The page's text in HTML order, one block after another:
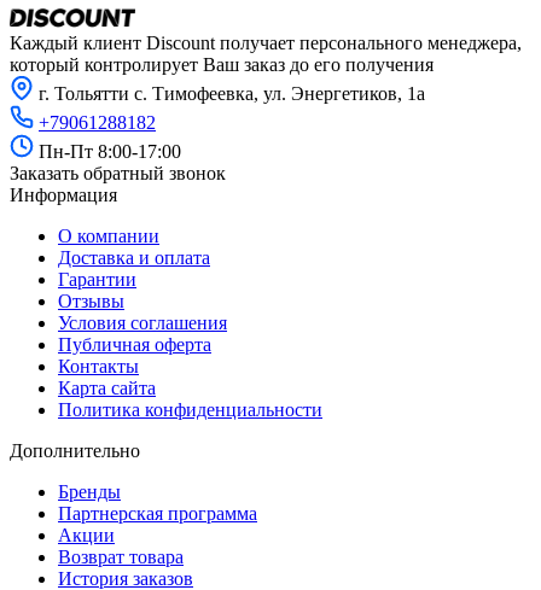
Каждый клиент Discount получает персонального менеджера,
который контролирует Ваш заказ до его получения
г. Тольятти с. Тимофеевка, ул. Энергетиков, 1а
+79061288182
Пн-Пт 8:00-17:00
Заказать обратный звонок
Информация
О компании
Доставка и оплата
Гарантии
Отзывы
Условия соглашения
Публичная оферта
Контакты
Карта сайта
Политика конфиденциальности
Дополнительно
Бренды
Партнерская программа
Акции
Возврат товара
История заказов